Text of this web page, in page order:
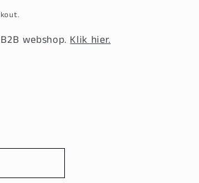
webshop.Klik hier.